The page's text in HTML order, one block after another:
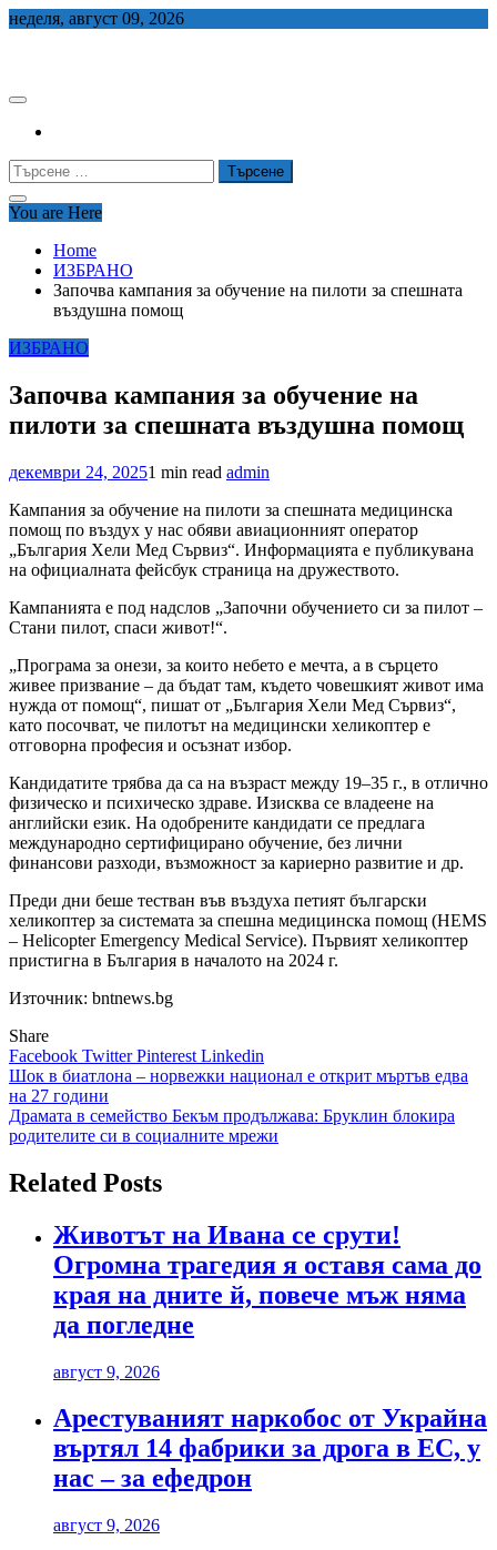
Skip
неделя, август 09, 2026
Търсене
за:
You are Here
Home
ИЗБРАНО
Започва кампания за обучение на пилоти за спешната
въздушна помощ
ИЗБРАНО
Започва кампания за обучение на
пилоти за спешната въздушна помощ
декември 24, 20251 min read admin
Кампания за обучение на пилоти за спешната медицинска
помощ по въздух у нас обяви авиационният оператор
„България Хели Мед Сървиз“. Информацията е публикувана
на официалната фейсбук страница на дружеството.
Кампанията е под надслов „Започни обучението си за пилот –
Стани пилот, спаси живот!“.
„Програма за онези, за които небето е мечта, а в сърцето
живее призвание – да бъдат там, където човешкият живот има
нужда от помощ“, пишат от „България Хели Мед Сървиз“,
като посочват, че пилотът на медицински хеликоптер е
отговорна професия и осъзнат избор.
Кандидатите трябва да са на възраст между 19–35 г., в отлично
физическо и психическо здраве. Изисква се владеене на
английски език. На одобрените кандидати се предлага
международно сертифицирано обучение, без лични
финансови разходи, възможност за кариерно развитие и др.
Преди дни беше тестван във въздуха петият български
хеликоптер за системата за спешна медицинска помощ (HEMS
– Helicopter Emergency Medical Service). Първият хеликоптер
пристигна в България в началото на 2024 г.
Източник: bntnews.bg
Share
Facebook TwitterPinterest Linkedin
Навигация
Шок в биатлона – норвежки национал е открит мъртъв едва
на 27 години
Драмата в семейство Бекъм продължава: Бруклин блокира
родителите си в социалните мрежи
Related Posts
Животът на Ивана се срути!
Огромна трагедия я оставя сама до
края на дните й, повече мъж няма
да погледне
август 9, 2026
Арестуваният наркобос от Украйна
въртял 14 фабрики за дрога в ЕС, у
нас – за ефедрон
август 9, 2026